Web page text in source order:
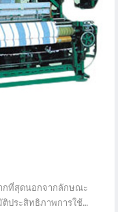
กที่สุดนอกจากลักษณะ
ติประสิทธิภาพการใช้